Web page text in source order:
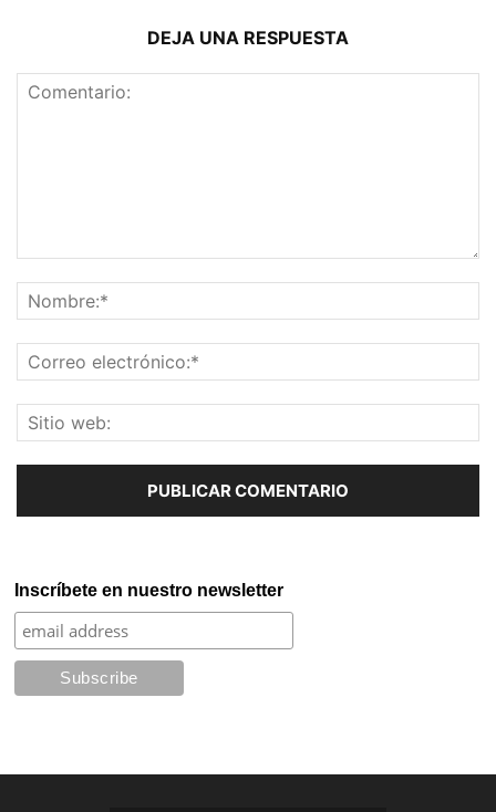
DEJA UNA RESPUESTA
Inscríbete en nuestro newsletter